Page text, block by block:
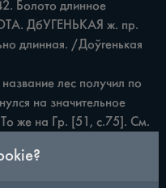
ДбУГЕНЬКАЯ ж. пр.
длинная. /Доўгенькая
на значительное
То же на Гр. [51, с.75]. См.
и длинные. См. также